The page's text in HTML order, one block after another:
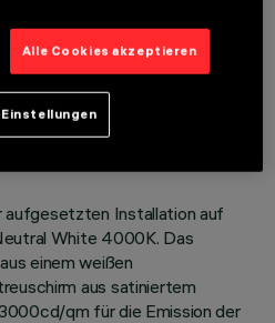
Installation auf
White 4000K. Das
einem weißen
aus satiniertem
qm für die Emission der
Alle Cookies akzeptieren